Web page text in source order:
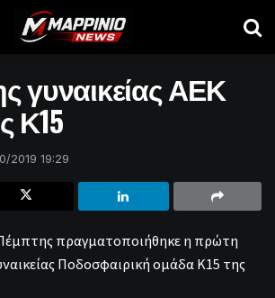
γυναικείας ΑΕΚ
Κ15
2019 19:29
πραγματοποιήθηκε η πρώτη
Ποδοσφαιρική ομάδα Κ15 της